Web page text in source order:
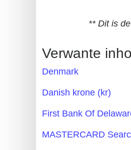
Checker
What
is
IP
** Dit is
Verwante
Denmark
Danish krone (kr)
First Bank Of
MASTERCARD